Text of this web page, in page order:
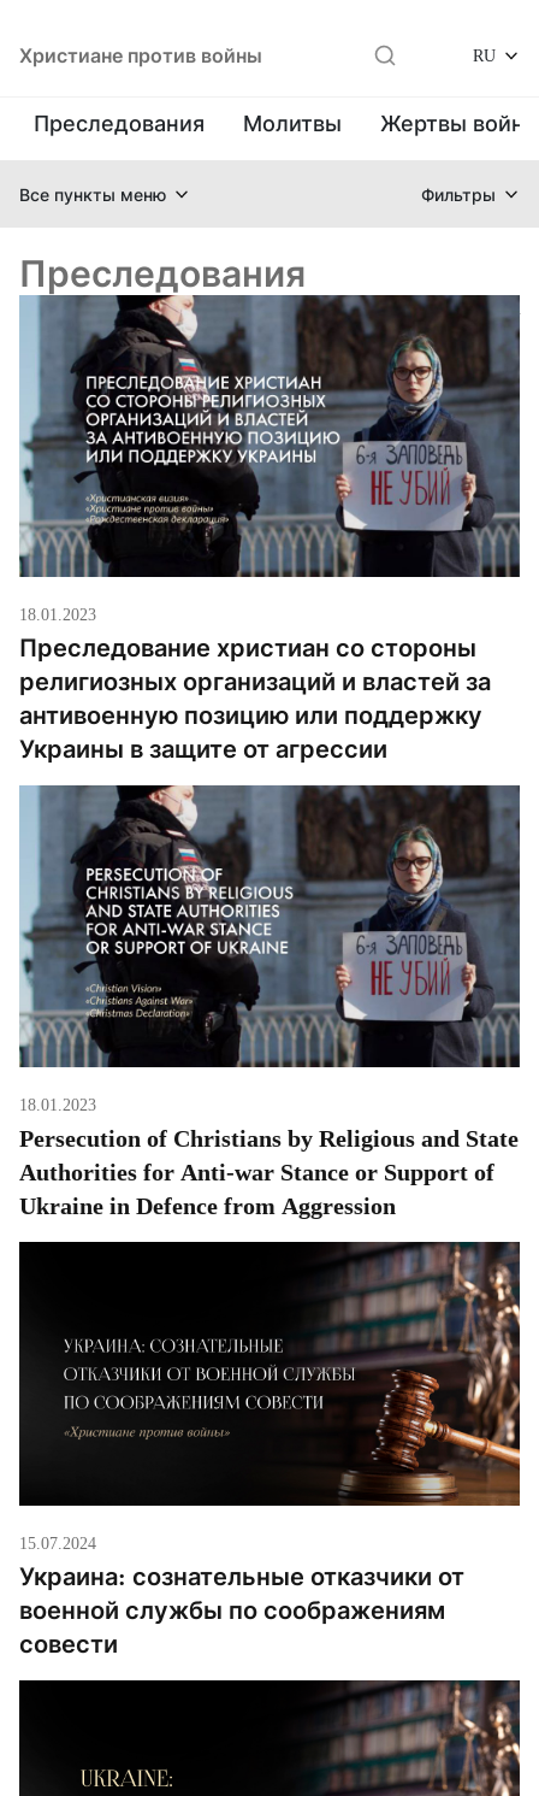
Христиане против войны RU
Преследования Молитвы Жертвы
Все пункты меню Фильтры
Преследования
18.01.2023
Преследование христиан со стороны
религиозных организаций и властей за
антивоенную позицию или поддержку
Украины в защите от агрессии
18.01.2023
Persecution of Christians by Religious and State
Authorities for Anti-war Stance or Support of
Ukraine in Defence from Aggression
15.07.2024
Украина: сознательные отказчики от
военной службы по соображениям
совести